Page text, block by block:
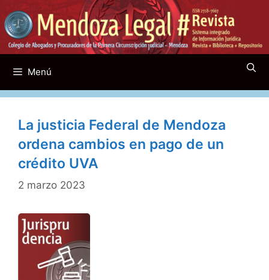
al
contenido
Menú
La justicia Federal de Mendoza
ordena cambios en pago de un
crédito UVA
2 marzo 2023